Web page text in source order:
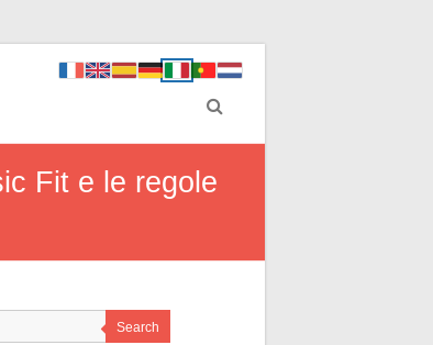
Fit e le regole
Search